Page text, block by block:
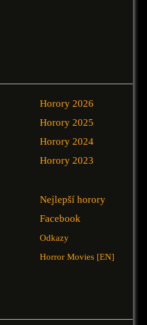
Horory 2026
Horory 2025
Horory 2024
Horory 2023
Nejlepší horory
Facebook
Odkazy
Horror Movies [EN]